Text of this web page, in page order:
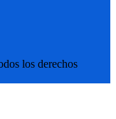
los derechos